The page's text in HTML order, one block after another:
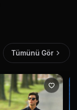
Tümünü Gör